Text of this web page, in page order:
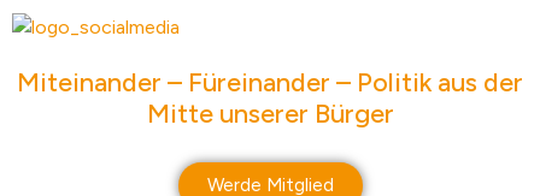
springen
Miteinander – Füreinander – Politik aus der
Mitte unserer Bürger
Werde Mitglied